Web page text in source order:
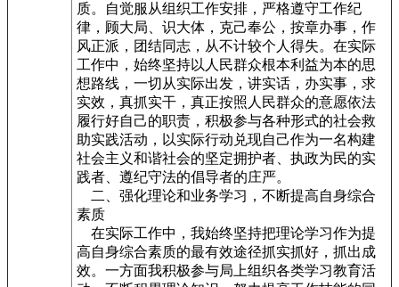
质。自觉服从组织工作安排，严格遵守工作纪
律，顾大局、识大体，克己奉公，按章办事，作
风正派，团结同志，从不计较个人得失。在实际
工作中，始终坚持以人民群众根本利益为本的思
想路线，一切从实际出发，讲实话，办实事，求
实效，真抓实干，真正按照人民群众的意愿依法
履行好自己的职责，积极参与各种形式的社会救
助实践活动，以实际行动兑现自己作为一名构建
社会主义和谐社会的坚定拥护者、执政为民的实
践者、遵纪守法的倡导者的庄严。
二、强化理论和业务学习，不断提高自身综合
素质
在实际工作中，我始终坚持把理论学习作为提
高自身综合素质的最有效途径抓实抓好，抓出成
效。一方面我积极参与局上组织各类学习教育活